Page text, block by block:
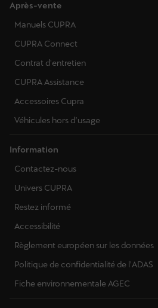
Après-vente
Manuels CUPRA
CUPRA Connect
Contrat d'entretien
CUPRA Assistance
Accessoires Cupra
Véhicules hors d’usage
Information
Contactez-nous
Univers CUPRA
Restez informé
Accessibilité
Règlement européen sur les données
Politique de confidentialité de l'ADAS
Fiche environnementale AGEC